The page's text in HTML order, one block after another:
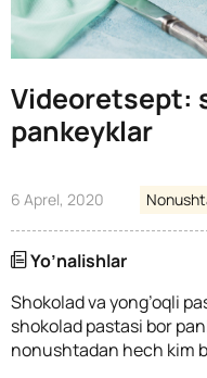
Videoretsept:
pankeyklar
6 Aprel, 2020
Yo’nalishlar
Shokolad va yong’oqli
shokolad pastasi bor
nonushtadan hech kim